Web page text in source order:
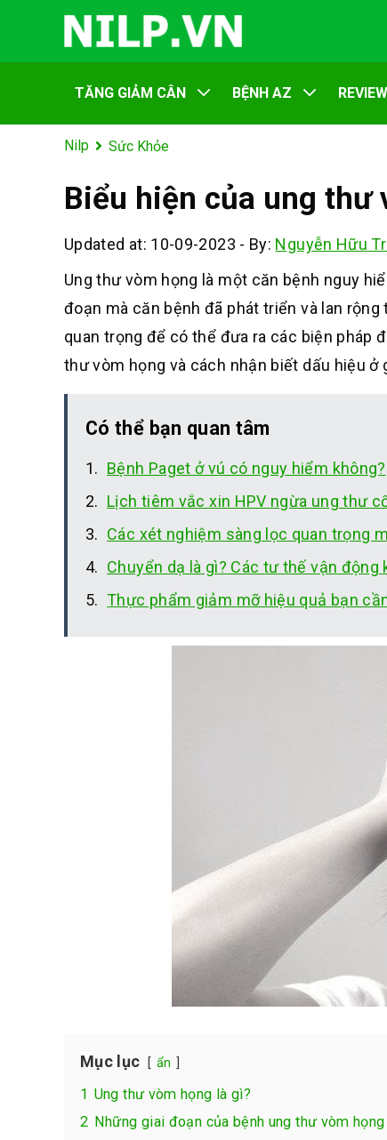
TĂNG GIẢM CÂN BỆNH AZ
Nilp Sức Khỏe
Biểu hiện của ung
Updated at: 10-09-2023 - By: Nguyễn Hữu
Ung thư vòm họng là một căn bệnh nguy
đoạn mà căn bệnh đã phát triển và lan
quan trọng để có thể đưa ra các biện pháp
thư vòm họng và cách nhận biết dấu hiệu ở
Có thể bạn quan tâm
Bệnh Paget ở vú có nguy hiểm không?
Lịch tiêm vắc xin HPV ngừa ung thư
Các xét nghiệm sàng lọc quan trọng
Chuyển dạ là gì? Các tư thế vận động
Thực phẩm giảm mỡ hiệu quả bạn
Mục lục ẩn
1 Ung thư vòm họng là gì?
2 Những giai đoạn của bệnh ung thư vòm họng